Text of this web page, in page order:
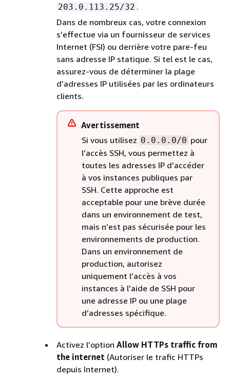
203.0.113.25/32 .
Dans de nombreux cas, votre connexion
s’effectue via un fournisseur de services
Internet (FSI) ou derrière votre pare-feu
sans adresse IP statique. Si tel est le cas,
assurez-vous de déterminer la plage
d’adresses IP utilisées par les ordinateurs
clients.
Avertissement
Si vous utilisez 0.0.0.0/0 pour
l’accès SSH, vous permettez à
toutes les adresses IP d’accéder
à vos instances publiques par
SSH. Cette approche est
acceptable pour une brève durée
dans un environnement de test,
mais n’est pas sécurisée pour les
environnements de production.
Dans un environnement de
production, autorisez
uniquement l’accès à vos
instances à l’aide de SSH pour
une adresse IP ou une plage
d’adresses spécifique.
Activez l’option Allow HTTPs traffic from
the internet (Autoriser le trafic HTTPs
depuis Internet).